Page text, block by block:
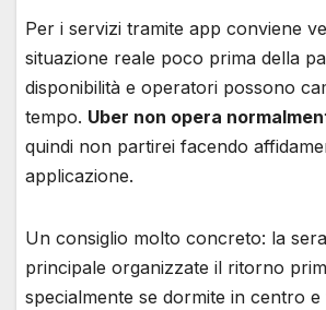
Per i servizi tramite app conviene
situazione reale poco prima della
disponibilità e operatori possono
tempo. Uber non opera
quindi non partirei facendo
applicazione.
Un consiglio molto concreto: la
principale organizzate il ritorno
specialmente se dormite in centro